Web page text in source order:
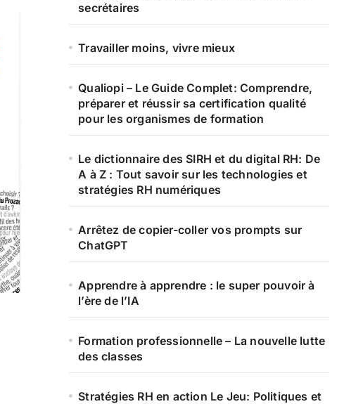
secrétaires
Travailler moins, vivre mieux
Qualiopi – Le Guide Complet: Comprendre,
préparer et réussir sa certification qualité
pour les organismes de formation
Le dictionnaire des SIRH et du digital RH: De
A à Z : Tout savoir sur les technologies et
stratégies RH numériques
Arrêtez de copier-coller vos prompts sur
ChatGPT
Apprendre à apprendre : le super pouvoir à
l’ère de l’IA
Formation professionnelle – La nouvelle lutte
des classes
Stratégies RH en action Le Jeu: Politiques et